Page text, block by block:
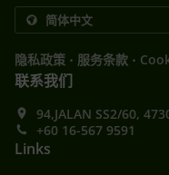
隐私政策 . 服务条款 .
联系我们
94,JALAN SS2/60,
+60 16-567 9591
Links